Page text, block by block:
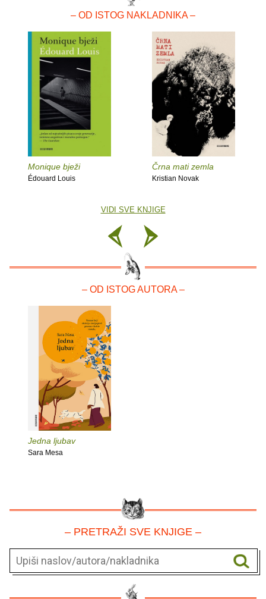
– OD ISTOG NAKLADNIKA –
Monique bježi
Édouard Louis
Črna mati zemla
Kristian Novak
VIDI SVE KNJIGE
– OD ISTOG AUTORA –
Jedna ljubav
Sara Mesa
– PRETRAŽI SVE KNJIGE –